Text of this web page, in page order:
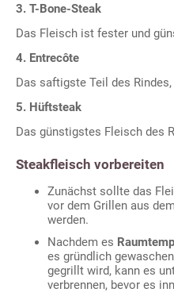
3. T-Bone-Steak
Das Fleisch ist fester und
4. Entrecôte
Das saftigste Teil des
5. Hüftsteak
Das günstigstes Fleisch des
Steakfleisch vorbereiten
Zunächst sollte das
vor dem Grillen aus
werden.
Nachdem es
es gründlich
gegrillt wird, kann es
verbrennen, bevor es